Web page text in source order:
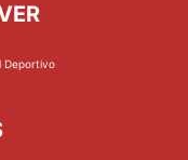
Deportivo